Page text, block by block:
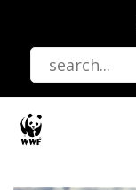
utama